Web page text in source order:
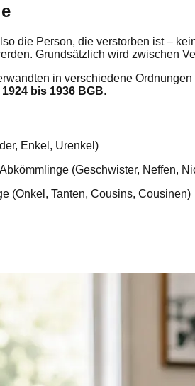
die Person, die verstorben ist –
Grundsätzlich wird zwischen
in verschiedene
1924 bis 1936 BGB.
Enkel, Urenkel)
(Geschwister, Neffen,
(Onkel, Tanten, Cousins, Cousinen)